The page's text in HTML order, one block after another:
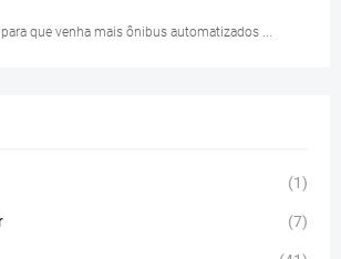
que venha mais ônibus automatizados ...
(1)
(7)